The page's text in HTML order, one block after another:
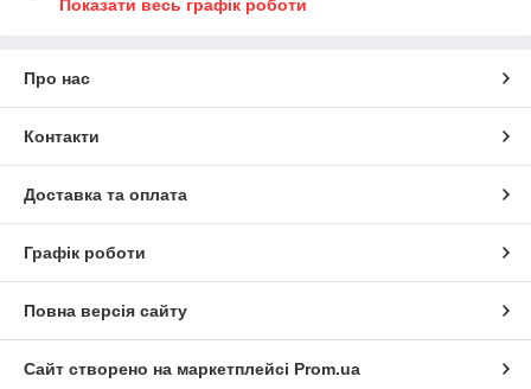
Показати весь графік роботи
Про нас
Контакти
Доставка та оплата
Графік роботи
Повна версія сайту
Сайт створено на маркетплейсі Prom.ua